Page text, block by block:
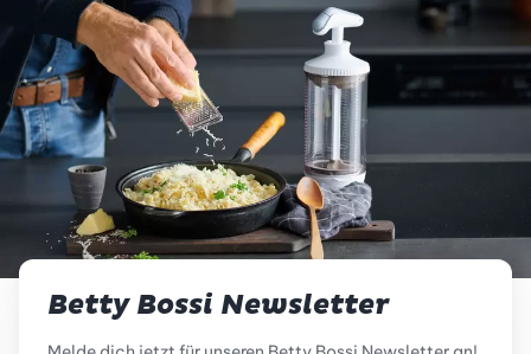
Betty Bossi Newsletter